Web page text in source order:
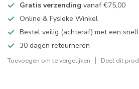
Gratis verzending vanaf€75,00
Online & Fysieke Winkel
Bestel veilig (achteraf) met een
30 dagen retourneren
Toevoegen om te vergelijken Deel dit